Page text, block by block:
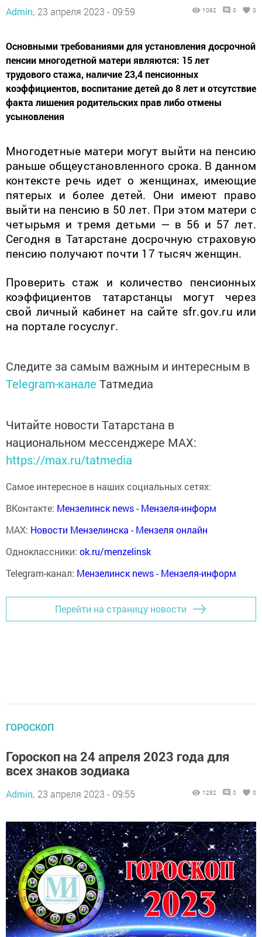
Admin, 23 апреля 2023 - 09:59 1092 0 0
Основными требованиями для установления досрочной
пенсии многодетной матери являются: 15 лет
трудового стажа, наличие 23,4 пенсионных
коэффициентов, воспитание детей до 8 лет и отсутствие
факта лишения родительских прав либо отмены
усыновления
Многодетные матери могут выйти на пенсию
раньше общеустановленного срока. В данном
контексте речь идет о женщинах, имеющие
пятерых и более детей. Они имеют право
выйти на пенсию в 50 лет. При этом матери с
четырьмя и тремя детьми — в 56 и 57 лет.
Сегодня в Татарстане досрочную страховую
пенсию получают почти 17 тысяч женщин.
Проверить стаж и количество пенсионных
коэффициентов татарстанцы могут через
свой личный кабинет на сайте sfr.gov.ru или
на портале госуслуг.
Следите за самым важным и интересным в
Telegram-канале Татмедиа
Читайте новости Татарстана в
национальном мессенджере MАХ:
https://max.ru/tatmedia
Самое интересное в наших социальных сетях:
ВКонтакте: Мензелинск news - Мензеля-информ
MAX: Новости Мензелинска - Мензеля онлайн
Одноклассники: ok.ru/menzelinsk
Telegram-канал: Мензелинск news - Мензеля-информ
Перейти на страницу новости
ГОРОСКОП
Гороскоп на 24 апреля 2023 года для
всех знаков зодиака
Admin, 23 апреля 2023 - 09:55 1292 0 0